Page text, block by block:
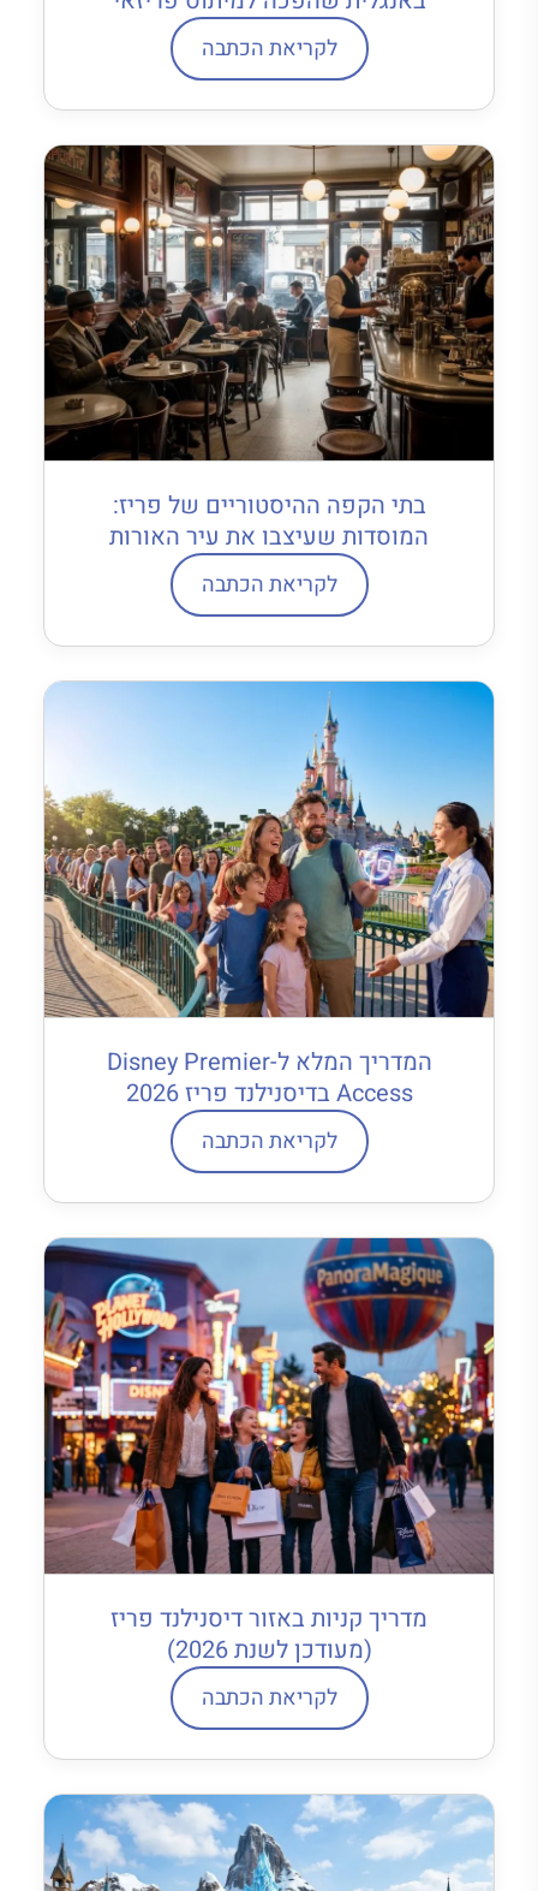
לקריאת הכתבה
בתי הקפה ההיסטוריים של פריז:
המוסדות שעיצבו את עיר האורות
לקריאת הכתבה
המדריך המלא ל-Disney Premier
Access בדיסנילנד פריז 2026
לקריאת הכתבה
מדריך קניות באזור דיסנילנד פריז
(מעודכן לשנת 2026)
לקריאת הכתבה